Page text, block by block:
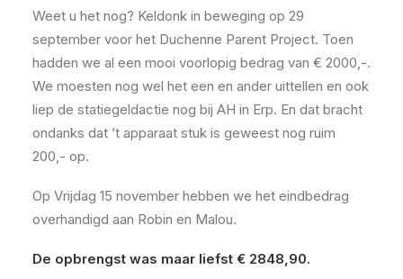
Weet u het nog? Keldonk in beweging op 29
september voor het Duchenne Parent Project. Toen
hadden we al een mooi voorlopig bedrag van € 2000,-.
We moesten nog wel het een en ander uittellen en ook
liep de statiegeldactie nog bij AH in Erp. En dat bracht
ondanks dat ’t apparaat stuk is geweest nog ruim
200,- op.
Op Vrijdag 15 november hebben we het eindbedrag
overhandigd aan Robin en Malou.
De opbrengst was maar liefst € 2848,90.